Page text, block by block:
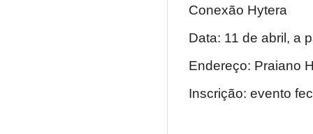
Conexão Hytera
Data: 11 de abril, a
Endereço: Praiano
Inscrição: evento